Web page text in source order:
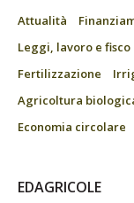
Attualità
Leggi, lavoro e fisco
Fertilizzazione
Agricoltura
Economia circolare
EDAGRICOLE